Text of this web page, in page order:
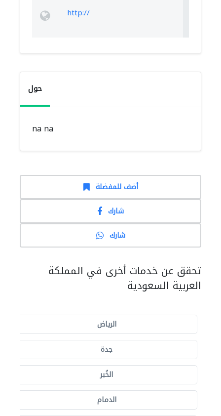
http://
حول
na na
أضف للمفضلة
شارك
شارك
تحقق عن خدمات أخرى في المملكة
العربية السعودية
الرياض
جدة
الخُبر
الدمام